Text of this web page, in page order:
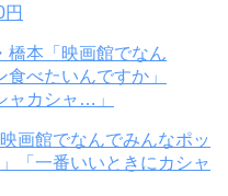
画館でなんでみんなポッ
「一番いいときにカシャ